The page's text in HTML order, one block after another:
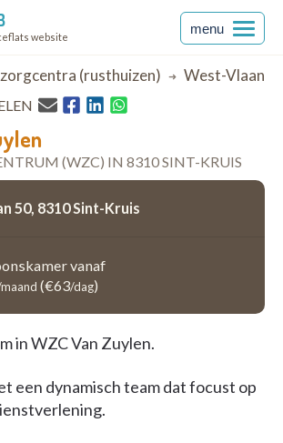
website
menu
(rusthuizen) West-
(WZC) IN 8310 SINT-KRUIS
50, 8310 Sint-Kruis
vanaf
(€63/dag)
in WZC Van Zuylen.
een dynamisch team dat focust op